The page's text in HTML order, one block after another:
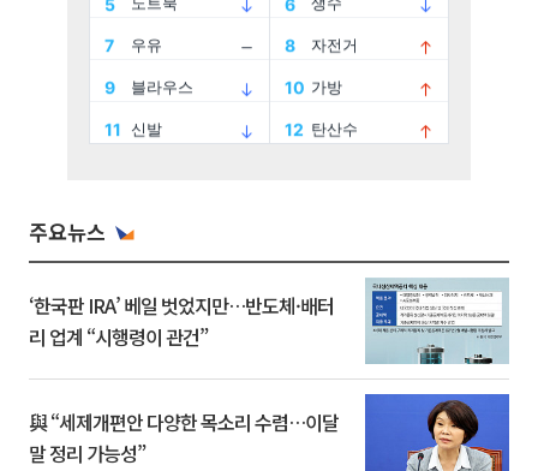
주요뉴스
‘한국판 IRA’ 베일 벗었지만…반도체·배터
리 업계 “시행령이 관건”
與 “세제개편안 다양한 목소리 수렴…이달
말 정리 가능성”